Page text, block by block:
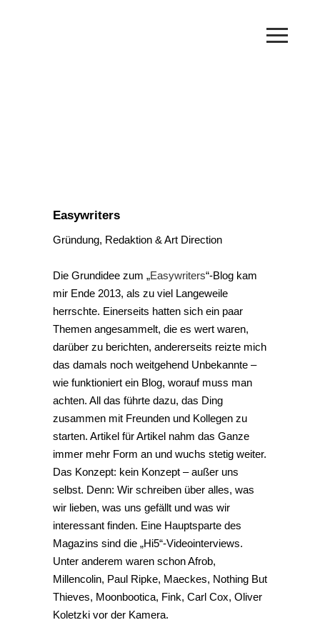
Easywriters
Gründung, Redaktion & Art Direction
Die Grundidee zum „Easywriters“-Blog kam
mir Ende 2013, als zu viel Langeweile
herrschte. Einerseits hatten sich ein paar
Themen angesammelt, die es wert waren,
darüber zu berichten, andererseits reizte mich
das damals noch weitgehend Unbekannte –
wie funktioniert ein Blog, worauf muss man
achten. All das führte dazu, das Ding
zusammen mit Freunden und Kollegen zu
starten. Artikel für Artikel nahm das Ganze
immer mehr Form an und wuchs stetig weiter.
Das Konzept: kein Konzept – außer uns
selbst. Denn: Wir schreiben über alles, was
wir lieben, was uns gefällt und was wir
interessant finden. Eine Hauptsparte des
Magazins sind die „Hi5“-Videointerviews.
Unter anderem waren schon Afrob,
Millencolin, Paul Ripke, Maeckes, Nothing But
Thieves, Moonbootica, Fink, Carl Cox, Oliver
Koletzki vor der Kamera.